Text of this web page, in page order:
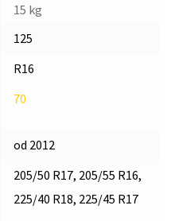
15 kg
125
R16
70
od 2012
205/50 R17, 205/55 R16,
225/40 R18, 225/45 R17